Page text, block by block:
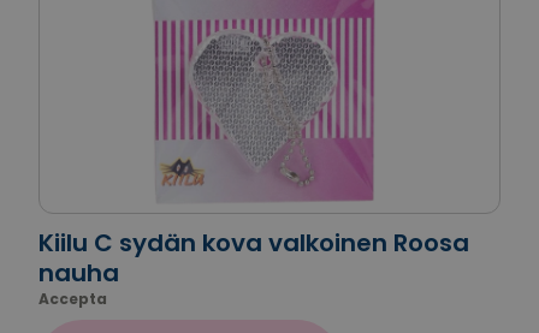
Kiilu C sydän kova valkoinen Roosa
nauha
Accepta